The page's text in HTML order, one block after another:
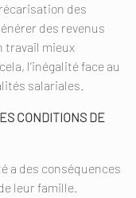
des
des revenus
travail mieux
cela, l’inégalité face au
salariales.
CONDITIONS DE
a des conséquences
leur famille.